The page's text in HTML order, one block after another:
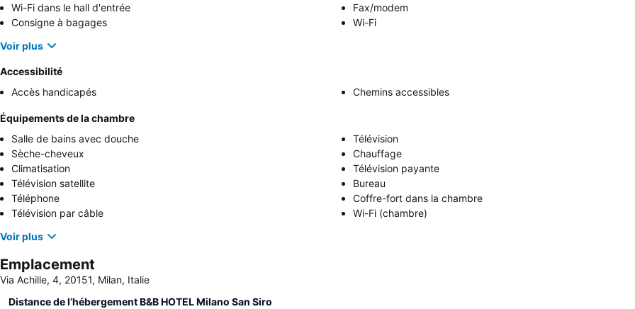
Wi-Fi dans le hall d'entrée
Fax/modem
Consigne à bagages
Wi-Fi
Voir plus
Accessibilité
Accès handicapés
Chemins accessibles
Équipements de la chambre
Salle de bains avec douche
Télévision
Sèche-cheveux
Chauffage
Climatisation
Télévision payante
Télévision satellite
Bureau
Téléphone
Coffre-fort dans la chambre
Télévision par câble
Wi-Fi (chambre)
Voir plus
Emplacement
Via Achille, 4, 20151, Milan, Italie
Distance de l’hébergement B&B HOTEL Milano San Siro